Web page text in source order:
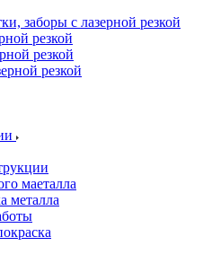
заборы с лазерной резкой
резкой
резкой
резкой
маеталла
металла